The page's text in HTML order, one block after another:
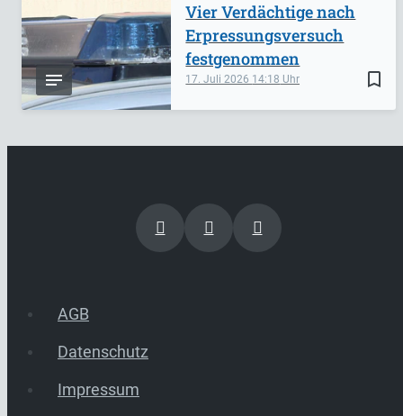
bookmark_border
17. Juli 2026 14:18
Vier Verdächtige nach
Erpressungsversuch
festgenommen
AGB
Datenschutz
Impressum